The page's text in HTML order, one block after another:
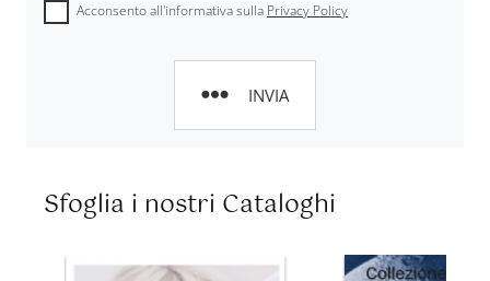
Acconsento all'informativa sulla Privacy Policy
INVIA
Sfoglia i nostri Cataloghi